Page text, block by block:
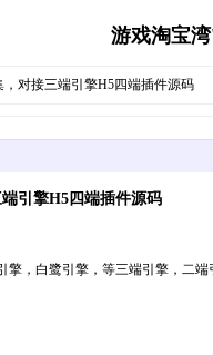
游戏淘宝
对接三端引擎H5四端插件源码
引擎H5四端插件源码
，白鹭引擎，等三端引擎，二